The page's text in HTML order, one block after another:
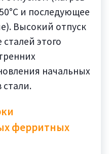
и последующее
Высокий отпуск
этого
начальных
стали.
ферритных